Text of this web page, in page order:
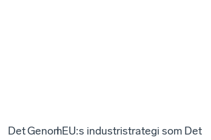
DetGenomI EU:s industristrategi som Det